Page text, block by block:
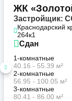
ЖК
Застройщик:
Краснодарский
264к1
Сдан
1-комнатные
40.16 - 55.39 м²
2-комнатные
56.95 - 100.05 м²
3-комнатные
80.41 - 86.00 м²